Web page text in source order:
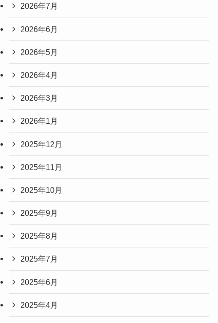
2026年7月
2026年6月
2026年5月
2026年4月
2026年3月
2026年1月
2025年12月
2025年11月
2025年10月
2025年9月
2025年8月
2025年7月
2025年6月
2025年4月